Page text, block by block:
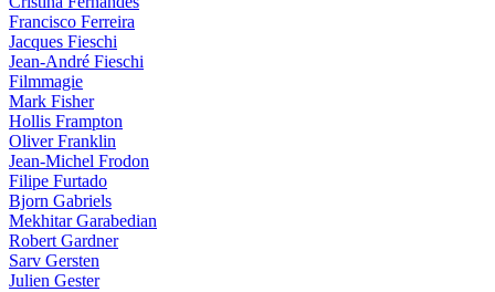
Francisco Ferreira
Jacques Fieschi
Jean-André Fieschi
Filmmagie
Mark Fisher
Hollis Frampton
Oliver Franklin
Jean-Michel Frodon
Filipe Furtado
Bjorn Gabriels
Mekhitar Garabedian
Robert Gardner
Sarv Gersten
Julien Gester